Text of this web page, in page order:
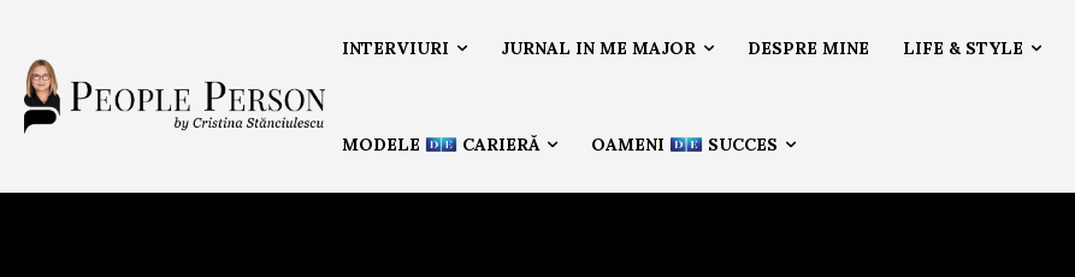
INTERVIURI JURNAL IN ME MAJOR DESPRE MINE LIFE & STYLE
MODELE CARIERĂ OAMENI SUCCES